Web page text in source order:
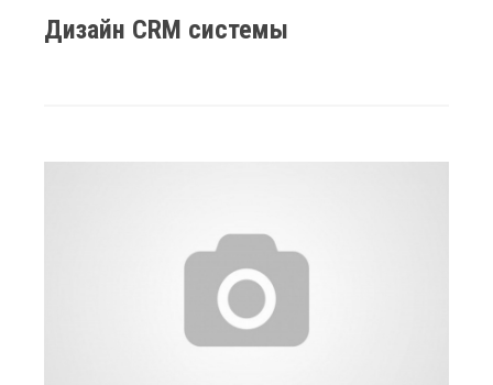
Дизайн CRM системы